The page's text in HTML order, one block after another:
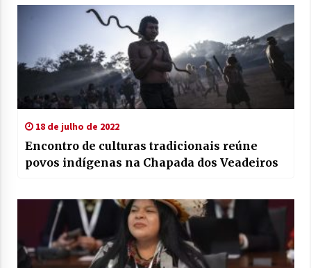
18 de julho de 2022
Encontro de culturas tradicionais reúne
povos indígenas na Chapada dos Veadeiros